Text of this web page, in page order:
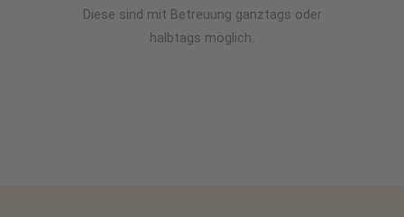
Diese sind mit Betreuung ganztags oder
halbtags möglich.